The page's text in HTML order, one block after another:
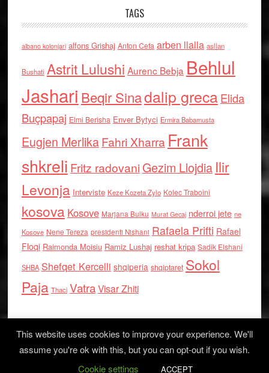
TAGS
albano kolonjari alfons Grishaj Anton Cefa arben llalla asllan
Bushati Astrit Lulushi Aurenc Bebja Behlul
Jashari Beqir Sinadalip grecaElida
Buçpapaj Elmi Berisha Enver Bytyci Ermira Babamusta
Eugjen MerlikaFahri Xharra Frank
shkreli Fritz radovaniGezim Llojdia Ilir
Levonja Interviste Keze Kozeta Zylo Kolec Traboini
kosova Kosove Marjana Bulku Murat Gecaj nderroi jete ne
Kosove Nene Tereza presidenti Nishani Rafaela Prifti Rafael
Floqi Raimonda Moisiu Ramiz Lushaj reshat kripa Sadik Elshani
SHBA Shefqet Kercelli shqiperia shqiptaret Sokol
Paja Thaci VatraVisar Zhiti
Log in
This website uses cookies to improve your experience. We'll
assume you're ok with this, but you can opt-out if you wish.
Cookie settings
ACCEPT